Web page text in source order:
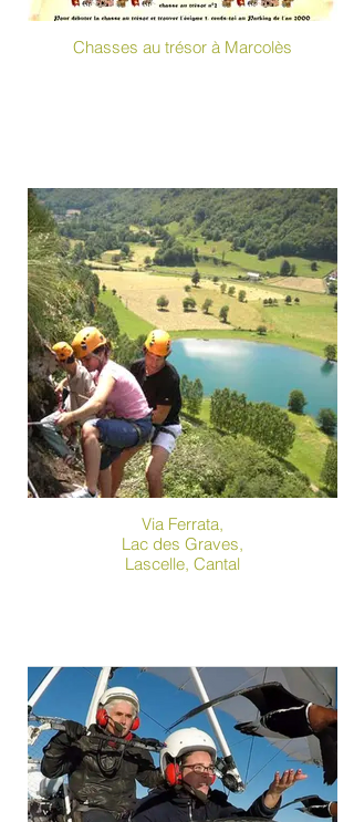
Chasses au trésor à Marcolès
Via Ferrata,
Lac des Graves,
Lascelle, Cantal